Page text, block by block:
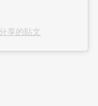
享的貼文